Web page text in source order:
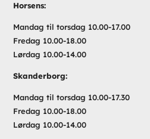
Horsens:
Mandag til torsdag 10.00-17.00
Fredag 10.00-18.00
Lørdag 10.00-14.00
Skanderborg:
Mandag til torsdag 10.00-17.30
Fredag 10.00-18.00
Lørdag 10.00-14.00